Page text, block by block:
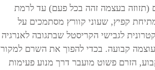
(תזוזה בעצמה זהה בכל פעם) עד לרמת
קפיץ, שעוני קוורץ מסתמכים על
לגבישי הקריסטל שבתגובה לאנרגיה
קבועה. בכדי להפוך את השרם למקור
הזרם פשוט מועבר דרך מנוע פעימות